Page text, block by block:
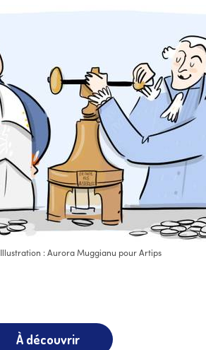
Illustration : Aurora Muggianu pour Artips
À découvrir